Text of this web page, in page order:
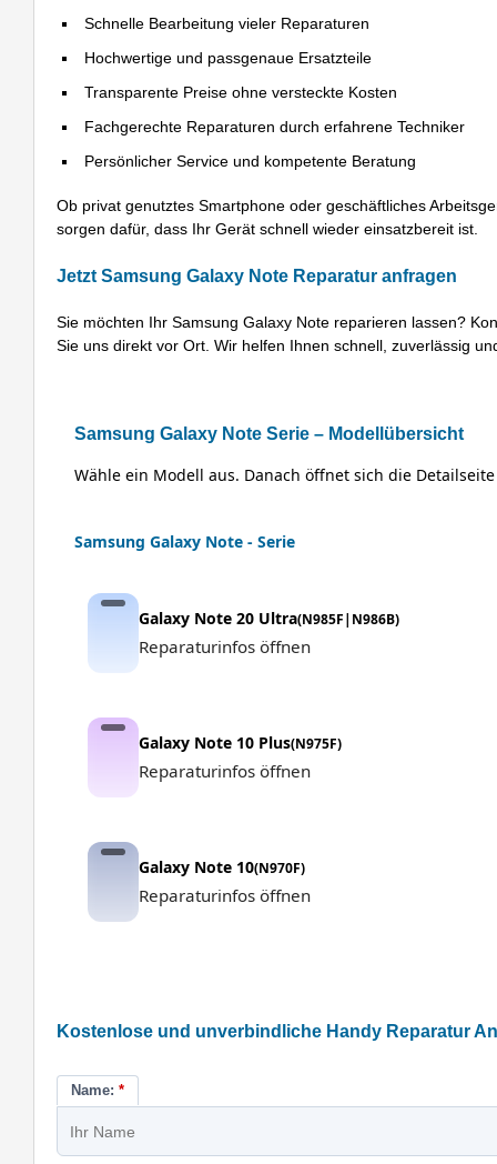
Schnelle Bearbeitung vieler Reparaturen
Hochwertige und passgenaue Ersatzteile
Transparente Preise ohne versteckte Kosten
Fachgerechte Reparaturen durch erfahrene Techniker
Persönlicher Service und kompetente Beratung
Ob privat genutztes Smartphone oder geschäftliches
sorgen dafür, dass Ihr Gerät schnell wieder einsatzbereit ist.
Jetzt Samsung Galaxy Note Reparatur anfragen
Sie möchten Ihr Samsung Galaxy Note reparieren lassen?
Sie uns direkt vor Ort. Wir helfen Ihnen schnell, zuverlässig
Samsung Galaxy Note Serie – Modellübersicht
Wähle ein Modell aus. Danach öffnet sich die
Samsung Galaxy Note - Serie
Galaxy Note 20 Ultra(N985F|N986B)
Reparaturinfos öffnen
Galaxy Note 10 Plus(N975F)
Reparaturinfos öffnen
Galaxy Note 10(N970F)
Reparaturinfos öffnen
Kostenlose und unverbindliche Handy Reparatur
Name: *